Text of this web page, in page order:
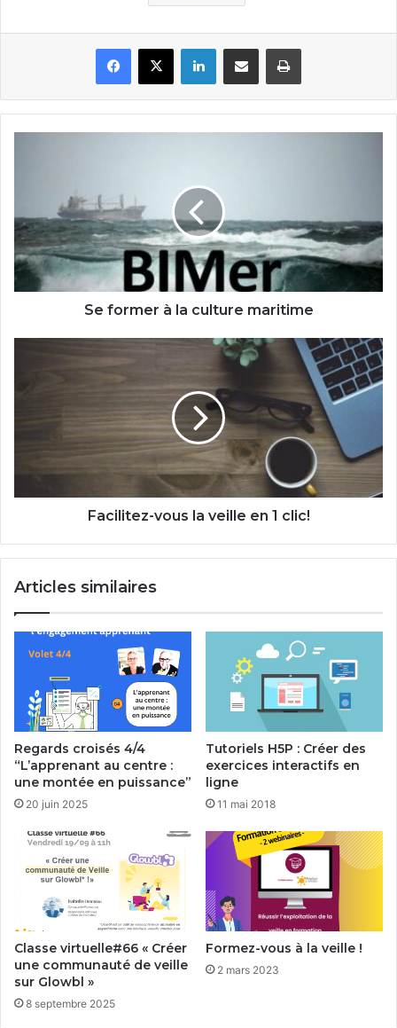
Facebook
X LinkedinPartager par email Imprimer
culture
maritime
Se former à la culture maritime
Facilitez-vous la veille en 1 clic!
Articles similaires
Regards croisés 4/4
“L’apprenant au centre :
une montée en puissance”
20 juin 2025
Tutoriels H5P : Créer des
exercices interactifs en
ligne
11 mai 2018
Classe virtuelle#66 « Créer
une communauté de veille
sur Glowbl »
8 septembre 2025
Formez-vous à la veille !
2 mars 2023